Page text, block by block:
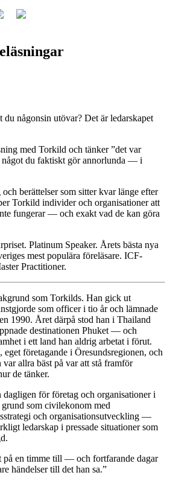
du någonsin utövar? Det är ledarskapet
med Torkild och tänker ”det var
du faktiskt gör annorlunda — i
berättelser som sitter kvar länge efter
Torkild individer och organisationer att
fungerar — och exakt vad de kan göra
Platinum Speaker. Årets bästa nya
mest populära föreläsare. ICF-
Practitioner.
som Torkilds. Han gick ut
som officer i tio år och lämnade
1990. Året därpå stod han i Thailand
destinationen Phuket — och
i ett land han aldrig arbetat i förut.
eget företagande i Öresundsregionen, och
allra bäst på var att stå framför
de tänker.
dagligen för företag och organisationer i
som civilekonom med
och organisationsutveckling —
ledarskap i pressade situationer som
på en timme till — och fortfarande dagar
händelser till det han sa.”